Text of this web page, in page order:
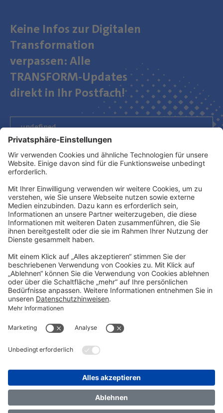
Keine Infos zur Digitalen
Transformation
verpassen: Alle
TRANSFORM-Updates
direkt in Ihr Postfach!
Newsletter abonnieren
Kontakt
TRANSFORM 2026
Über unsFAQImpressumDatenschutz